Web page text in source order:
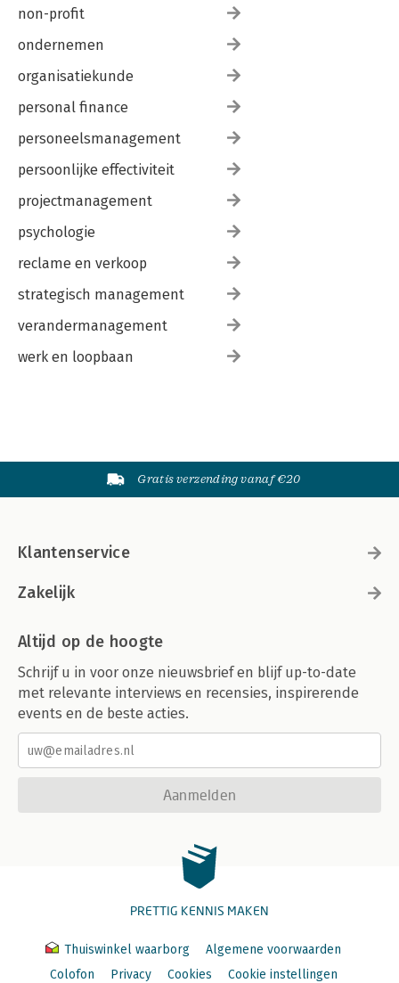
non-profit
ondernemen
organisatiekunde
personal finance
personeelsmanagement
persoonlijke effectiviteit
projectmanagement
psychologie
reclame en verkoop
strategisch management
verandermanagement
werk en loopbaan
Gratis verzending vanaf €20
Klantenservice
Zakelijk
Altijd op de hoogte
Schrijf u in voor onze nieuwsbrief en blijf up-to-date
met relevante interviews en recensies, inspirerende
events en de beste acties.
Aanmelden
PRETTIG KENNIS MAKEN
Thuiswinkel waarborg
Algemene voorwaarden
Colofon
Privacy Cookies Cookie instellingen